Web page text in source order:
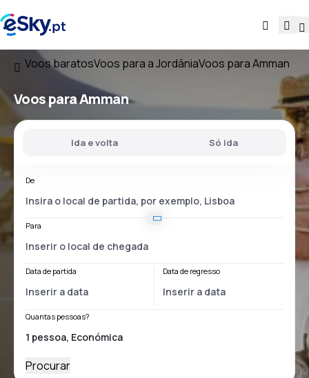
Voos baratosVoos para a JordâniaVoos para Amman
Voos para Amman
Ida e volta Só ida
De
Para
Data de partida Data de regresso
Quantas pessoas?
Procurar